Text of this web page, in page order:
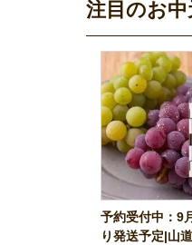
注目のお
予約受付中：9
り発送予定|山